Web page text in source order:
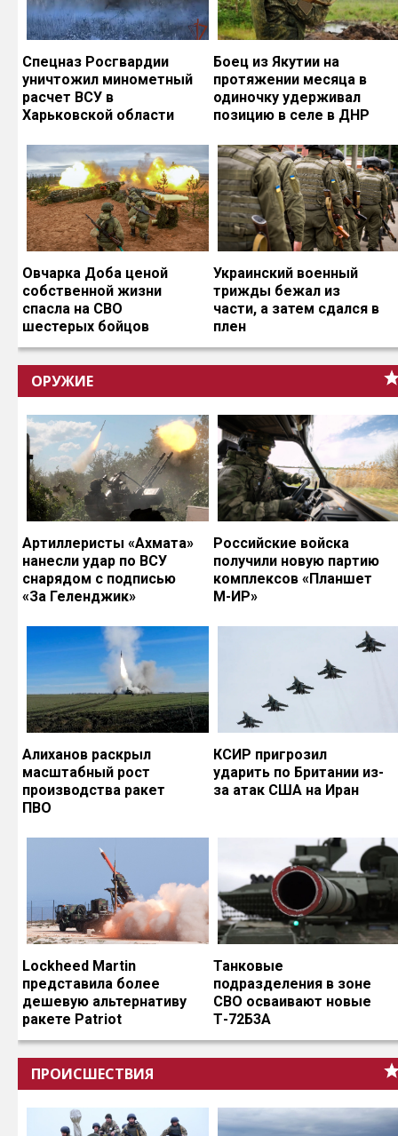
Спецназ Росгвардии
уничтожил минометный
расчет ВСУ в
Харьковской области
Боец из Якутии на
протяжении месяца в
одиночку удерживал
позицию в селе в ДНР
Овчарка Доба ценой
собственной жизни
спасла на СВО
шестерых бойцов
Украинский военный
трижды бежал из
части, а затем сдался в
плен
ОРУЖИЕ
Артиллеристы «Ахмата»
нанесли удар по ВСУ
снарядом с подписью
«За Геленджик»
Российские войска
получили новую партию
комплексов «Планшет
М-ИР»
Алиханов раскрыл
масштабный рост
производства ракет
ПВО
КСИР пригрозил
ударить по Британии из-
за атак США на Иран
Lockheed Martin
представила более
дешевую альтернативу
ракете Patriot
Танковые
подразделения в зоне
СВО осваивают новые
Т-72Б3А
ПРОИСШЕСТВИЯ